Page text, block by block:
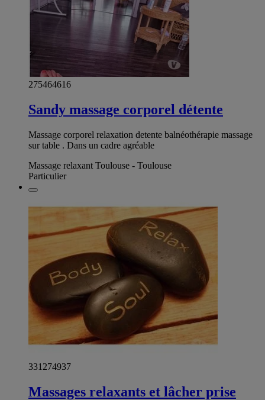
275464616
Sandy massage corporel détente
Massage corporel relaxation detente balnéothérapie massage
sur table . Dans un cadre agréable
Massage relaxant Toulouse - Toulouse
Particulier
331274937
Massages relaxants et lâcher prise